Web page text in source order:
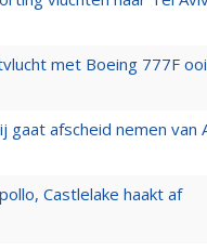
met Boeing 777F
gaat afscheid nemen
Castlelake haakt af